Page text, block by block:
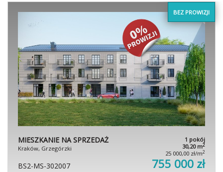
BEZ PROWIZJI
MIESZKANIE NA SPRZEDAŻ
Kraków, Grzegórzki
1 pokój
30,20 m2
25 000,00 zł/m2
BS2-MS-302007 755 000 zł